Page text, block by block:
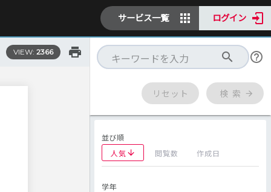
サービス一覧 ログイン
VIEW: 2366
リセット 検 索
並び順
人気
閲覧数 作成日
学年